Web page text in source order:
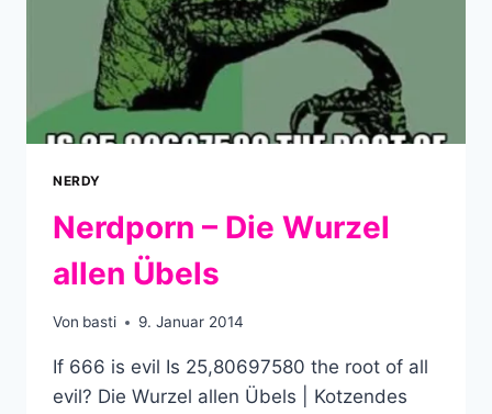
NERDY
Nerdporn – Die Wurzel
allen Übels
Von basti 9. Januar 2014
If 666 is evil Is 25,80697580 the root of all
evil? Die Wurzel allen Übels | Kotzendes